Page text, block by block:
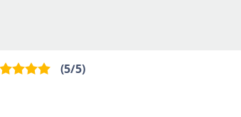
(5/5)